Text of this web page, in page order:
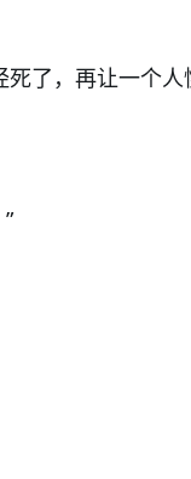
死了，再让一个